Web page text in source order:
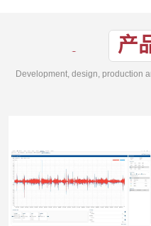
产